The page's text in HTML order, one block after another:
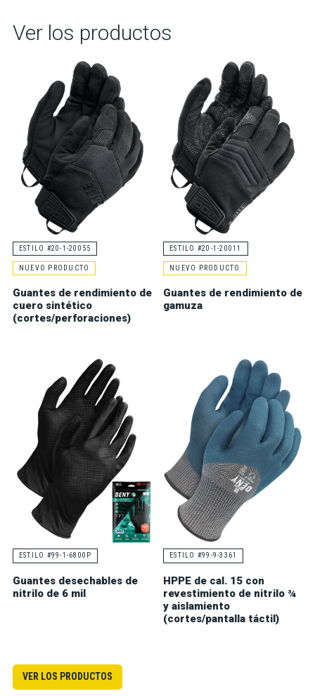
Ver los productos
ESTILO #20-1-20055
NUEVO PRODUCTO
Guantes de rendimiento de
cuero sintético
(cortes/perforaciones)
ESTILO #20-1-20011
NUEVO PRODUCTO
Guantes de rendimiento de
gamuza
ESTILO #99-1-6800P
Guantes desechables de
nitrilo de 6 mil
ESTILO #99-9-3361
HPPE de cal. 15 con
revestimiento de nitrilo ¾
y aislamiento
(cortes/pantalla táctil)
VER LOS PRODUCTOS